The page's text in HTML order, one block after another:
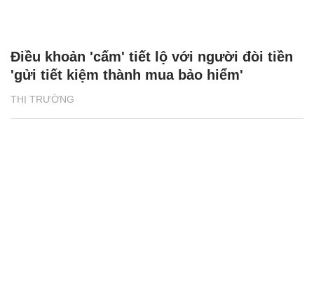
THỊ TRƯỜNG
Điều khoản 'cấm' tiết lộ với người đòi tiền
'gửi tiết kiệm thành mua bảo hiểm'